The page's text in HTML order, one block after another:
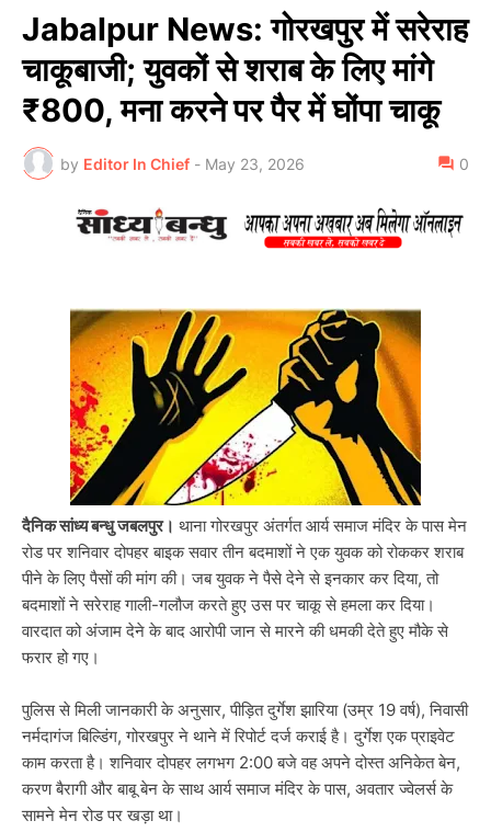
Jabalpur News: गोरखपुर में सरेराह
चाकूबाजी; युवकों से शराब के लिए मांगे
₹800, मना करने पर पैर में घोंपा चाकू
by Editor In Chief - May 23, 2026 0
दैनिक सांध्य बन्धु जबलपुर। थाना गोरखपुर अंतर्गत आर्य समाज मंदिर के पास मेन
रोड पर शनिवार दोपहर बाइक सवार तीन बदमाशों ने एक युवक को रोककर शराब
पीने के लिए पैसों की मांग की। जब युवक ने पैसे देने से इनकार कर दिया, तो
बदमाशों ने सरेराह गाली-गलौज करते हुए उस पर चाकू से हमला कर दिया।
वारदात को अंजाम देने के बाद आरोपी जान से मारने की धमकी देते हुए मौके से
फरार हो गए।
पुलिस से मिली जानकारी के अनुसार, पीड़ित दुर्गेश झारिया (उम्र 19 वर्ष), निवासी
नर्मदागंज बिल्डिंग, गोरखपुर ने थाने में रिपोर्ट दर्ज कराई है। दुर्गेश एक प्राइवेट
काम करता है। शनिवार दोपहर लगभग 2:00 बजे वह अपने दोस्त अनिकेत बेन,
करण बैरागी और बाबू बेन के साथ आर्य समाज मंदिर के पास, अवतार ज्वेलर्स के
सामने मेन रोड पर खड़ा था।